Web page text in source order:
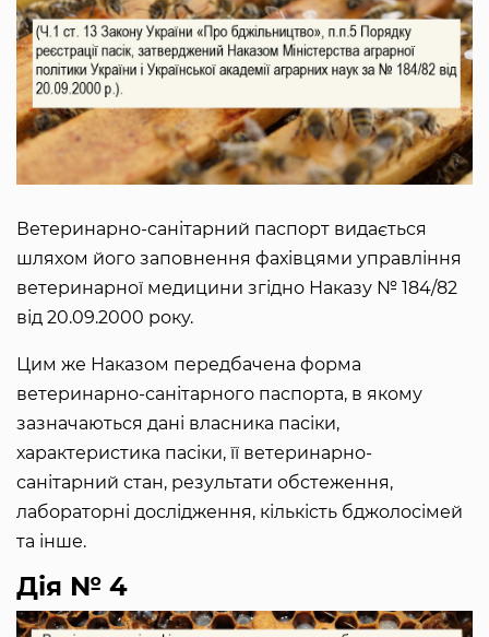
Ветеринарно-санітарний паспорт видається
шляхом його заповнення фахівцями управління
ветеринарної медицини згідно Наказу № 184/82
від 20.09.2000 року.
Цим же Наказом передбачена форма
ветеринарно-санітарного паспорта, в якому
зазначаються дані власника пасіки,
характеристика пасіки, її ветеринарно-
санітарний стан, результати обстеження,
лабораторні дослідження, кількість бджолосімей
та інше.
Дія № 4